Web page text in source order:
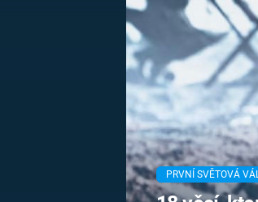
PRVNÍ SVĚTOVÁ
PRVNÍ SVĚTOVÁ